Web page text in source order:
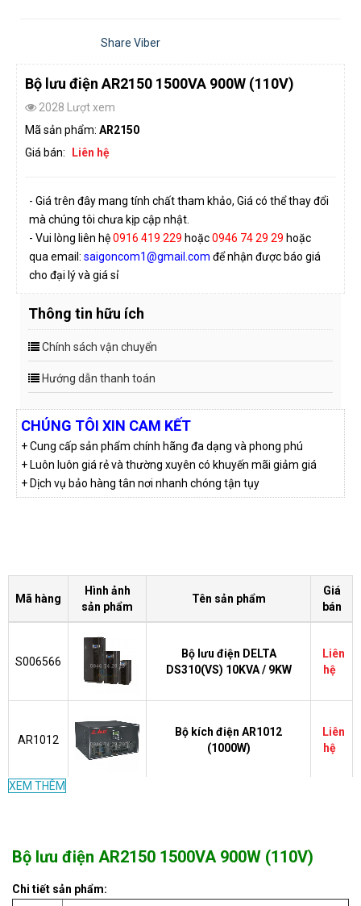
Share Viber
Bộ lưu điện AR2150 1500VA 900W (110V)
2028 Lượt xem
Mã sản phẩm: AR2150
Giá bán:
Liên hệ
- Giá trên đây mang tính chất tham khảo, Giá có thể thay đổi
mà chúng tôi chưa kịp cập nhật.
- Vui lòng liên hệ0916 419 229 hoặc0946 74 29 29 hoặc
qua email: saigoncom1@gmail.com để nhận được báo giá
cho đại lý và giá sỉ
Thông tin hữu ích
Chính sách vận chuyển
Hướng dẫn thanh toán
CHÚNG TÔI XIN CAM KẾT
+ Cung cấp sản phẩm chính hãng đa dạng và phong phú
+ Luôn luôn giá rẻ và thường xuyên có khuyến mãi giảm giá
+ Dịch vụ bảo hàng tân nơi nhanh chóng tận tụy
Mã hàng
Hình ảnh
sản phẩm
Tên sản phẩm
Giá
bán
S006566
Bộ lưu điện DELTA
DS310(VS) 10KVA / 9KW
Liên
hệ
AR1012
Bộ kích điện AR1012
(1000W)
Liên
hệ
AR2200
XEM THÊM
Bộ lưu điện AR2150 1500VA 900W (110V)
Chi tiết sản phẩm: